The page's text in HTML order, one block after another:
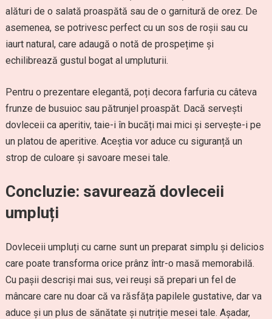
alături de o salată proaspătă sau de o garnitură de orez. De
asemenea, se potrivesc perfect cu un sos de roșii sau cu
iaurt natural, care adaugă o notă de prospețime și
echilibrează gustul bogat al umpluturii.
Pentru o prezentare elegantă, poți decora farfuria cu câteva
frunze de busuioc sau pătrunjel proaspăt. Dacă servești
dovleceii ca aperitiv, taie-i în bucăți mai mici și servește-i pe
un platou de aperitive. Aceștia vor aduce cu siguranță un
strop de culoare și savoare mesei tale.
Concluzie: savurează dovleceii
umpluți
Dovleceii umpluți cu carne sunt un preparat simplu și delicios
care poate transforma orice prânz într-o masă memorabilă.
Cu pașii descriși mai sus, vei reuși să prepari un fel de
mâncare care nu doar că va răsfăța papilele gustative, dar va
aduce și un plus de sănătate și nutriție mesei tale. Așadar,